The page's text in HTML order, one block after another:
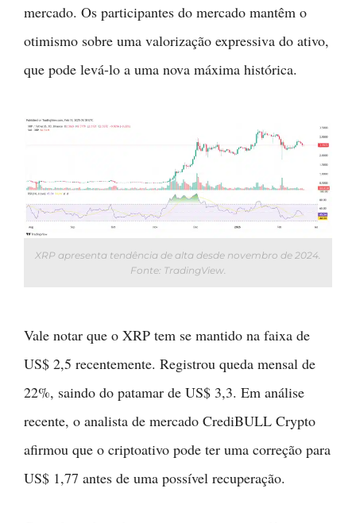
mercado. Os participantes do mercado mantêm o
otimismo sobre uma valorização expressiva do ativo,
que pode levá-lo a uma nova máxima histórica.
XRP apresenta tendência de alta desde novembro de 2024.
Fonte: TradingView.
Vale notar que o XRP tem se mantido na faixa de
US$ 2,5 recentemente. Registrou queda mensal de
22%, saindo do patamar de US$ 3,3. Em análise
recente, o analista de mercado CrediBULL Crypto
afirmou que o criptoativo pode ter uma correção para
US$ 1,77 antes de uma possível recuperação.